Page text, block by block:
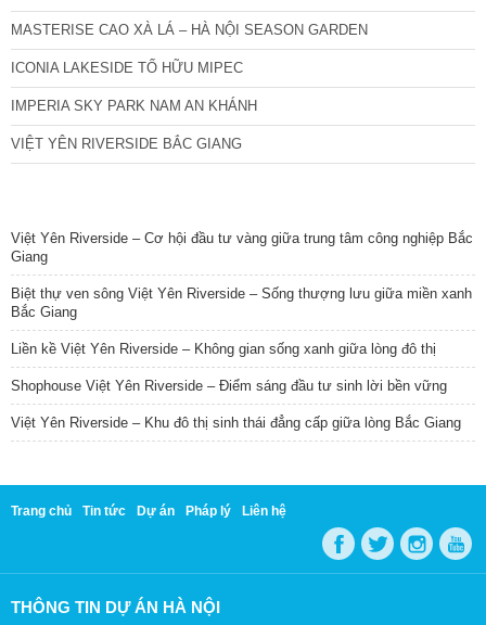
MASTERISE CAO XÀ LÁ – HÀ NỘI SEASON GARDEN
ICONIA LAKESIDE TỐ HỮU MIPEC
IMPERIA SKY PARK NAM AN KHÁNH
VIỆT YÊN RIVERSIDE BẮC GIANG
Việt Yên Riverside – Cơ hội đầu tư vàng giữa trung tâm công nghiệp Bắc
Giang
Biệt thự ven sông Việt Yên Riverside – Sống thượng lưu giữa miền xanh
Bắc Giang
Liền kề Việt Yên Riverside – Không gian sống xanh giữa lòng đô thị
Shophouse Việt Yên Riverside – Điểm sáng đầu tư sinh lời bền vững
Việt Yên Riverside – Khu đô thị sinh thái đẳng cấp giữa lòng Bắc Giang
Trang chủ Tin tức Dự án Pháp lý Liên hệ
THÔNG TIN DỰ ÁN HÀ NỘI